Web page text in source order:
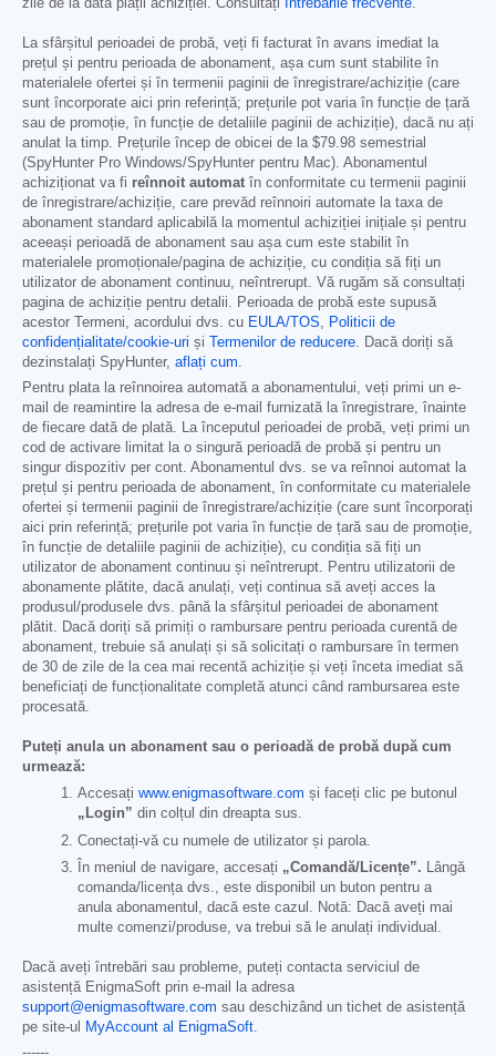
zile de la data plății achiziției. Consultați
Întrebările frecvente.
La sfârșitul perioadei de probă, veți fi facturat în avans imediat la
prețul și pentru perioada de abonament, așa cum sunt stabilite în
materialele ofertei și în termenii paginii de înregistrare/achiziție (care
sunt încorporate aici prin referință; prețurile pot varia în funcție de țară
sau de promoție, în funcție de detaliile paginii de achiziție), dacă nu ați
anulat la timp. Prețurile încep de obicei de la $79.98 semestrial
(SpyHunter Pro Windows/SpyHunter pentru Mac). Abonamentul
achiziționat va fi reînnoit automat în conformitate cu termenii paginii
de înregistrare/achiziție, care prevăd reînnoiri automate la taxa de
abonament standard aplicabilă la momentul achiziției inițiale și pentru
aceeași perioadă de abonament sau așa cum este stabilit în
materialele promoționale/pagina de achiziție, cu condiția să fiți un
utilizator de abonament continuu, neîntrerupt. Vă rugăm să consultați
pagina de achiziție pentru detalii. Perioada de probă este supusă
acestor Termeni, acordului dvs. cu EULA/TOS, Politicii de
confidențialitate/cookie-uri și Termenilor de reducere. Dacă doriți să
dezinstalați SpyHunter, aflați cum.
Pentru plata la reînnoirea automată a abonamentului, veți primi un e-
mail de reamintire la adresa de e-mail furnizată la înregistrare, înainte
de fiecare dată de plată. La începutul perioadei de probă, veți primi un
cod de activare limitat la o singură perioadă de probă și pentru un
singur dispozitiv per cont. Abonamentul dvs. se va reînnoi automat la
prețul și pentru perioada de abonament, în conformitate cu materialele
ofertei și termenii paginii de înregistrare/achiziție (care sunt încorporați
aici prin referință; prețurile pot varia în funcție de țară sau de promoție,
în funcție de detaliile paginii de achiziție), cu condiția să fiți un
utilizator de abonament continuu și neîntrerupt. Pentru utilizatorii de
abonamente plătite, dacă anulați, veți continua să aveți acces la
produsul/produsele dvs. până la sfârșitul perioadei de abonament
plătit. Dacă doriți să primiți o rambursare pentru perioada curentă de
abonament, trebuie să anulați și să solicitați o rambursare în termen
de 30 de zile de la cea mai recentă achiziție și veți înceta imediat să
beneficiați de funcționalitate completă atunci când rambursarea este
procesată.
Puteți anula un abonament sau o perioadă de probă după cum
urmează:
Accesați www.enigmasoftware.com și faceți clic pe butonul
„Login” din colțul din dreapta sus.
Conectați-vă cu numele de utilizator și parola.
În meniul de navigare, accesați „Comandă/Licențe”. Lângă
comanda/licența dvs., este disponibil un buton pentru a
anula abonamentul, dacă este cazul. Notă: Dacă aveți mai
multe comenzi/produse, va trebui să le anulați individual.
Dacă aveți întrebări sau probleme, puteți contacta serviciul de
asistență EnigmaSoft prin e-mail la adresa
support@enigmasoftware.com sau deschizând un tichet de asistență
pe site-ul
MyAccount al EnigmaSoft.
------